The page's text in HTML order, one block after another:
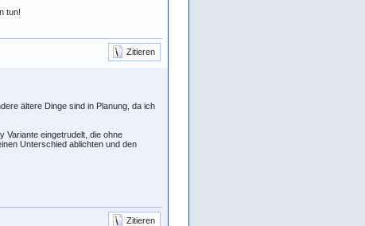
tun!
Zitieren
ältere Dinge sind in Planung, da ich
Variante eingetrudelt, die ohne
Unterschied ablichten und den
Zitieren